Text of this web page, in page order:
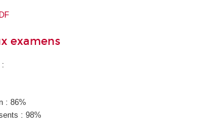
examens
:
: 86%
: 98%